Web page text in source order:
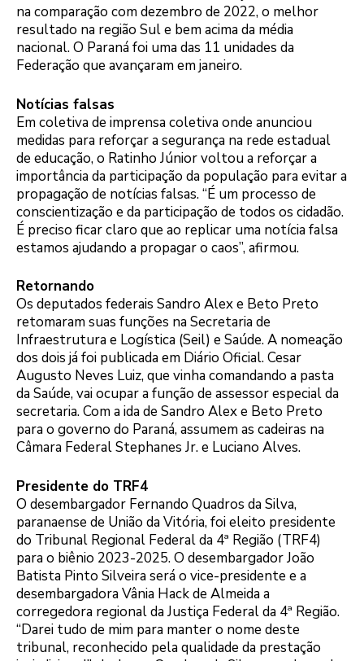
na comparação com dezembro de 2022, o melhor
resultado na região Sul e bem acima da média
nacional. O Paraná foi uma das 11 unidades da
Federação que avançaram em janeiro.
Notícias falsas
Em coletiva de imprensa coletiva onde anunciou
medidas para reforçar a segurança na rede estadual
de educação, o Ratinho Júnior voltou a reforçar a
importância da participação da população para evitar a
propagação de notícias falsas. “É um processo de
conscientização e da participação de todos os cidadão.
É preciso ficar claro que ao replicar uma notícia falsa
estamos ajudando a propagar o caos”, afirmou.
Retornando
Os deputados federais Sandro Alex e Beto Preto
retomaram suas funções na Secretaria de
Infraestrutura e Logística (Seil) e Saúde. A nomeação
dos dois já foi publicada em Diário Oficial. Cesar
Augusto Neves Luiz, que vinha comandando a pasta
da Saúde, vai ocupar a função de assessor especial da
secretaria. Com a ida de Sandro Alex e Beto Preto
para o governo do Paraná, assumem as cadeiras na
Câmara Federal Stephanes Jr. e Luciano Alves.
Presidente do TRF4
O desembargador Fernando Quadros da Silva,
paranaense de União da Vitória, foi eleito presidente
do Tribunal Regional Federal da 4ª Região (TRF4)
para o biênio 2023-2025. O desembargador João
Batista Pinto Silveira será o vice-presidente e a
desembargadora Vânia Hack de Almeida a
corregedora regional da Justiça Federal da 4ª Região.
“Darei tudo de mim para manter o nome deste
tribunal, reconhecido pela qualidade da prestação